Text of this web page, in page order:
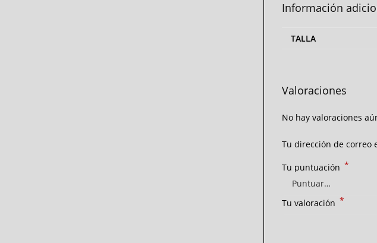
Información
TALLA
Valoraciones
No hay valoraciones
Tu dirección de correo
Tu puntuación *
Tu valoración *